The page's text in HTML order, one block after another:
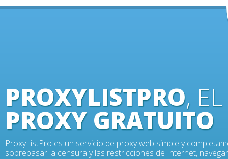
PROXYLISTPRO,
PROXY GRATUITO
ProxyListPro es un servicio de proxy web simple y
sobrepasar la censura y las restricciones de Internet,